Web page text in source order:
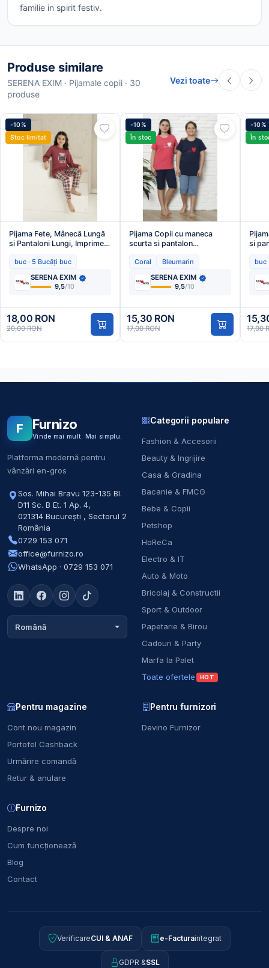
familie in spirit festiv.
Produse similare
SERENA EXIM · Pijamale copii · 30
produse
Vezi toate
-10%
Stoc limitat
Pijama Fete, Mânecă Lungă
si Pantaloni Lungi, Imprimeu
Închis,Engros
buc · 5 Bucăți buc
SERENA EXIM
9,5/10
18,00 RON
20,00 RON
-10%
În stoc
Pijama Copii cu maneca
scurta si pantalon
Bleumarin, Engros
Coral
Bleumarin
SERENA EXIM
9,5/10
15,30 RON
17,00 RON
-10%
În
si
buc
17,00
F Furnizo
Vinde mai mult. Mai simplu.
Platforma modernă pentru
vânzări en-gros
Sos. Mihai Bravu 123-135 Bl.
D11 Sc. B Et. 1 Ap. 4,
021314 București , Sectorul 2
România
0729 153 071
office@furnizo.ro
WhatsApp · 0729 153 071
Română
Categorii populare
Fashion & Accesorii
Beauty & Ingrijire
Casa & Gradina
Bacanie & FMCG
Bebe & Copii
Petshop
HoReCa
Electro & IT
Auto & Moto
Bricolaj & Constructii
Sport & Outdoor
Papetarie & Birou
Cadouri & Party
Marfa la Palet
Toate ofertele
HOT
Pentru magazine
Cont nou magazin
Portofel Cashback
Urmărire comandă
Retur & anulare
Pentru furnizori
Devino Furnizor
Furnizo
Despre noi
Cum funcționează
Blog
Contact
VerificareCUI & ANAF e-Facturaintegrat
GDPR &SSL